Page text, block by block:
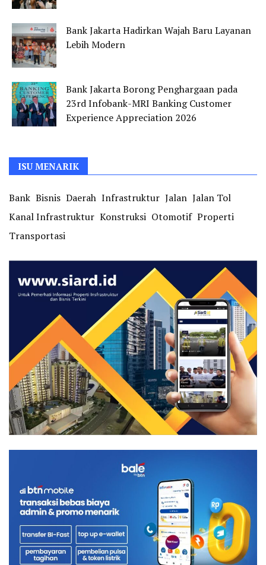
Bank Jakarta Hadirkan Wajah Baru Layanan
Lebih Modern
Bank Jakarta Borong Penghargaan pada
23rd Infobank-MRI Banking Customer
Experience Appreciation 2026
ISU MENARIK
Bank Bisnis Daerah Infrastruktur Jalan Jalan Tol
Kanal Infrastruktur Konstruksi Otomotif Properti
Transportasi